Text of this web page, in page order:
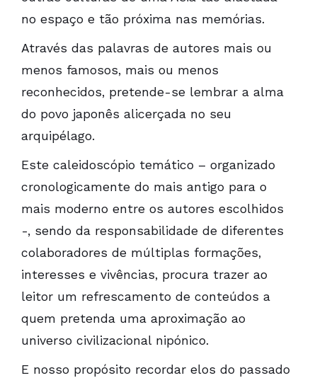
no espaço e tão próxima nas memórias.
Através das palavras de autores mais ou
menos famosos, mais ou menos
reconhecidos, pretende-se lembrar a alma
do povo japonês alicerçada no seu
arquipélago.
Este caleidoscópio temático – organizado
cronologicamente do mais antigo para o
mais moderno entre os autores escolhidos
-, sendo da responsabilidade de diferentes
colaboradores de múltiplas formações,
interesses e vivências, procura trazer ao
leitor um refrescamento de conteúdos a
quem pretenda uma aproximação ao
universo civilizacional nipónico.
E nosso propósito recordar elos do passado